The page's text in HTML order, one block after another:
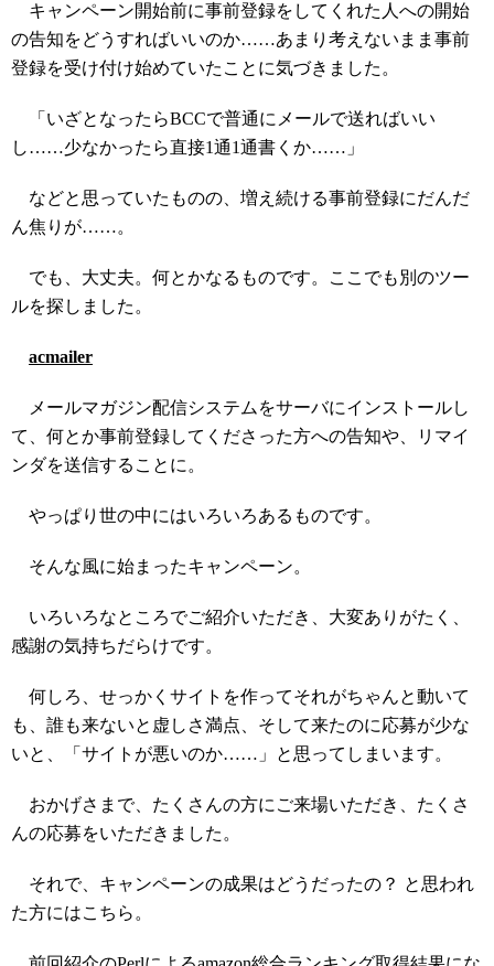
キャンペーン開始前に事前登録をしてくれた人への開始
の告知をどうすればいいのか……あまり考えないまま事前
登録を受け付け始めていたことに気づきました。
「いざとなったらBCCで普通にメールで送ればいい
し……少なかったら直接1通1通書くか……」
などと思っていたものの、増え続ける事前登録にだんだ
ん焦りが……。
でも、大丈夫。何とかなるものです。ここでも別のツー
ルを探しました。
acmailer
メールマガジン配信システムをサーバにインストールし
て、何とか事前登録してくださった方への告知や、リマイ
ンダを送信することに。
やっぱり世の中にはいろいろあるものです。
そんな風に始まったキャンペーン。
いろいろなところでご紹介いただき、大変ありがたく、
感謝の気持ちだらけです。
何しろ、せっかくサイトを作ってそれがちゃんと動いて
も、誰も来ないと虚しさ満点、そして来たのに応募が少な
いと、「サイトが悪いのか……」と思ってしまいます。
おかげさまで、たくさんの方にご来場いただき、たくさ
んの応募をいただきました。
それで、キャンペーンの成果はどうだったの？ と思われ
た方にはこちら。